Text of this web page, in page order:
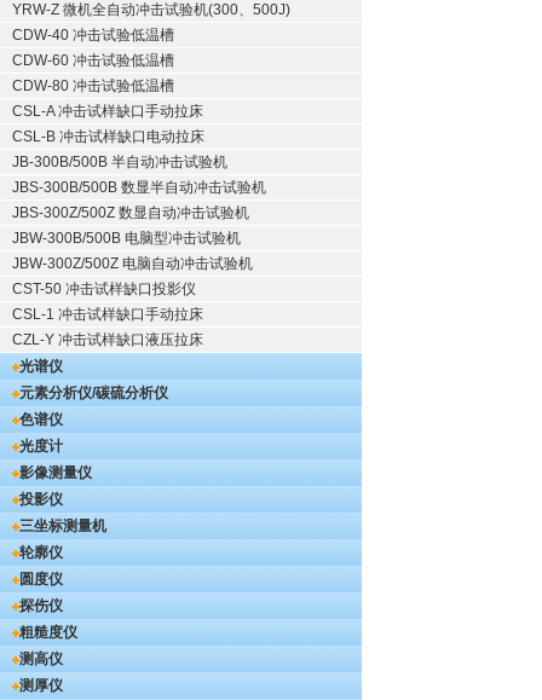
YRW-Z 微机全自动冲击试验机(300、500J)
CDW-40 冲击试验低温槽
CDW-60 冲击试验低温槽
CDW-80 冲击试验低温槽
CSL-A 冲击试样缺口手动拉床
CSL-B 冲击试样缺口电动拉床
JB-300B/500B 半自动冲击试验机
JBS-300B/500B 数显半自动冲击试验机
JBS-300Z/500Z 数显自动冲击试验机
JBW-300B/500B 电脑型冲击试验机
JBW-300Z/500Z 电脑自动冲击试验机
CST-50 冲击试样缺口投影仪
CSL-1 冲击试样缺口手动拉床
CZL-Y 冲击试样缺口液压拉床
光谱仪
元素分析仪/碳硫分析仪
色谱仪
光度计
影像测量仪
投影仪
三坐标测量机
轮廓仪
圆度仪
探伤仪
粗糙度仪
测高仪
测厚仪